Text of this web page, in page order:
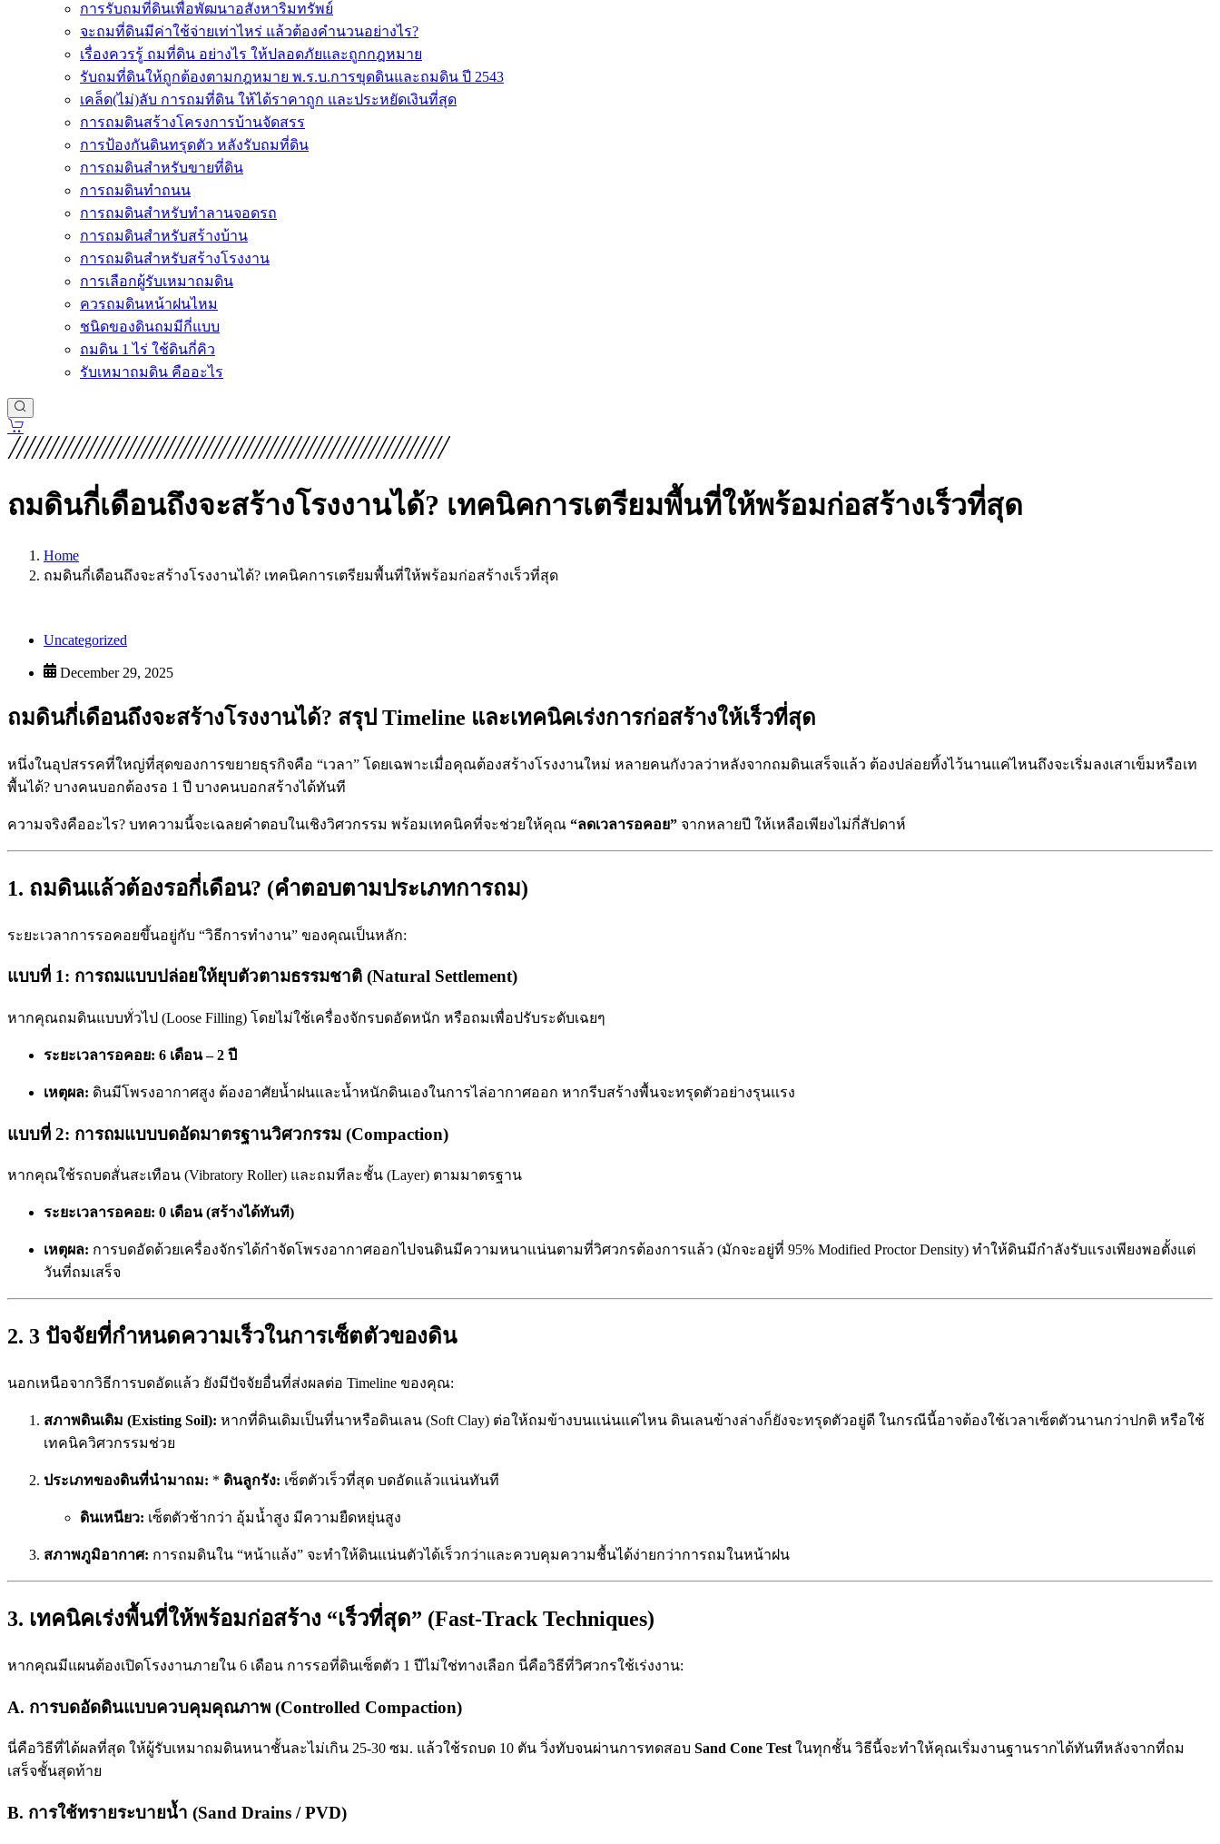
การรับถมที่ดินเพื่อพัฒนาอสังหาริมทรัพย์
จะถมที่ดินมีค่าใช้จ่ายเท่าไหร่ แล้วต้องคำนวนอย่างไร?
เรื่องควรรู้ ถมที่ดิน อย่างไร ให้ปลอดภัยและถูกกฎหมาย
รับถมที่ดินให้ถูกต้องตามกฎหมาย พ.ร.บ.การขุดดินและถมดิน ปี 2543
เคล็ด(ไม่)ลับ การถมที่ดิน ให้ได้ราคาถูก และประหยัดเงินที่สุด
การถมดินสร้างโครงการบ้านจัดสรร
การป้องกันดินทรุดตัว หลังรับถมที่ดิน
การถมดินสำหรับขายที่ดิน
การถมดินทำถนน
การถมดินสำหรับทำลานจอดรถ
การถมดินสำหรับสร้างบ้าน
การถมดินสำหรับสร้างโรงงาน
การเลือกผู้รับเหมาถมดิน
ควรถมดินหน้าฝนไหม
ชนิดของดินถมมีกี่แบบ
ถมดิน 1 ไร่ ใช้ดินกี่คิว
รับเหมาถมดิน คืออะไร
ถมดินกี่เดือนถึงจะสร้างโรงงานได้? เทคนิคการเตรียมพื้นที่ให้พร้อมก่อสร้างเร็วที่สุด
Home
ถมดินกี่เดือนถึงจะสร้างโรงงานได้? เทคนิคการเตรียมพื้นที่ให้พร้อมก่อสร้างเร็วที่สุด
Uncategorized
December 29, 2025
ถมดินกี่เดือนถึงจะสร้างโรงงานได้? สรุป Timeline และเทคนิคเร่งการก่อสร้างให้เร็วที่สุด
หนึ่งในอุปสรรคที่ใหญ่ที่สุดของการขยายธุรกิจคือ “เวลา” โดยเฉพาะเมื่อคุณต้องสร้างโรงงานใหม่ หลายคนกังวลว่าหลังจากถมดินเสร็จแล้ว ต้องปล่อยทิ้งไว้นานแค่ไหนถึงจะเริ่มลงเสาเข็มหรือเท
พื้นได้? บางคนบอกต้องรอ 1 ปี บางคนบอกสร้างได้ทันที
ความจริงคืออะไร? บทความนี้จะเฉลยคำตอบในเชิงวิศวกรรม พร้อมเทคนิคที่จะช่วยให้คุณ “ลดเวลารอคอย” จากหลายปี ให้เหลือเพียงไม่กี่สัปดาห์
1. ถมดินแล้วต้องรอกี่เดือน? (คำตอบตามประเภทการถม)
ระยะเวลาการรอคอยขึ้นอยู่กับ “วิธีการทำงาน” ของคุณเป็นหลัก:
แบบที่ 1: การถมแบบปล่อยให้ยุบตัวตามธรรมชาติ (Natural Settlement)
หากคุณถมดินแบบทั่วไป (Loose Filling) โดยไม่ใช้เครื่องจักรบดอัดหนัก หรือถมเพื่อปรับระดับเฉยๆ
ระยะเวลารอคอย: 6 เดือน – 2 ปี
เหตุผล: ดินมีโพรงอากาศสูง ต้องอาศัยน้ำฝนและน้ำหนักดินเองในการไล่อากาศออก หากรีบสร้างพื้นจะทรุดตัวอย่างรุนแรง
แบบที่ 2: การถมแบบบดอัดมาตรฐานวิศวกรรม (Compaction)
หากคุณใช้รถบดสั่นสะเทือน (Vibratory Roller) และถมทีละชั้น (Layer) ตามมาตรฐาน
ระยะเวลารอคอย: 0 เดือน (สร้างได้ทันที)
เหตุผล: การบดอัดด้วยเครื่องจักรได้กำจัดโพรงอากาศออกไปจนดินมีความหนาแน่นตามที่วิศวกรต้องการแล้ว (มักจะอยู่ที่ 95% Modified Proctor Density) ทำให้ดินมีกำลังรับแรงเพียงพอตั้งแต่
วันที่ถมเสร็จ
2. 3 ปัจจัยที่กำหนดความเร็วในการเซ็ตตัวของดิน
นอกเหนือจากวิธีการบดอัดแล้ว ยังมีปัจจัยอื่นที่ส่งผลต่อ Timeline ของคุณ:
สภาพดินเดิม (Existing Soil): หากที่ดินเดิมเป็นที่นาหรือดินเลน (Soft Clay) ต่อให้ถมข้างบนแน่นแค่ไหน ดินเลนข้างล่างก็ยังจะทรุดตัวอยู่ดี ในกรณีนี้อาจต้องใช้เวลาเซ็ตตัวนานกว่าปกติ หรือใช้
เทคนิควิศวกรรมช่วย
ประเภทของดินที่นำมาถม: * ดินลูกรัง: เซ็ตตัวเร็วที่สุด บดอัดแล้วแน่นทันที
ดินเหนียว: เซ็ตตัวช้ากว่า อุ้มน้ำสูง มีความยืดหยุ่นสูง
สภาพภูมิอากาศ: การถมดินใน “หน้าแล้ง” จะทำให้ดินแน่นตัวได้เร็วกว่าและควบคุมความชื้นได้ง่ายกว่าการถมในหน้าฝน
3. เทคนิคเร่งพื้นที่ให้พร้อมก่อสร้าง “เร็วที่สุด” (Fast-Track Techniques)
หากคุณมีแผนต้องเปิดโรงงานภายใน 6 เดือน การรอที่ดินเซ็ตตัว 1 ปีไม่ใช่ทางเลือก นี่คือวิธีที่วิศวกรใช้เร่งงาน:
A. การบดอัดดินแบบควบคุมคุณภาพ (Controlled Compaction)
นี่คือวิธีที่ได้ผลที่สุด ให้ผู้รับเหมาถมดินหนาชั้นละไม่เกิน 25-30 ซม. แล้วใช้รถบด 10 ตัน วิ่งทับจนผ่านการทดสอบ Sand Cone Testในทุกชั้น วิธีนี้จะทำให้คุณเริ่มงานฐานรากได้ทันทีหลังจากที่ถม
เสร็จชั้นสุดท้าย
B. การใช้ทรายระบายน้ำ (Sand Drains / PVD)